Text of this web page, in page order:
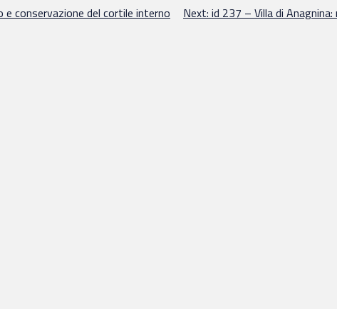
conservazione del cortile interno
Next: id 237 – Villa di